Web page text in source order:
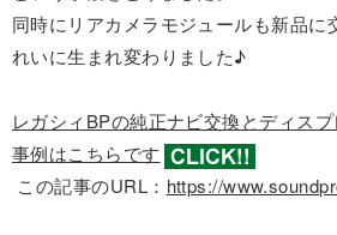
同時にリアカメラモジュールも新品に
れいに生まれ変わりました♪
レガシィBPの純正ナビ交換とディス
事例はこちらです
この記事のURL： https://